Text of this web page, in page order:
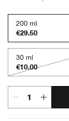
200 ml
€29.50
30 ml
€10.00